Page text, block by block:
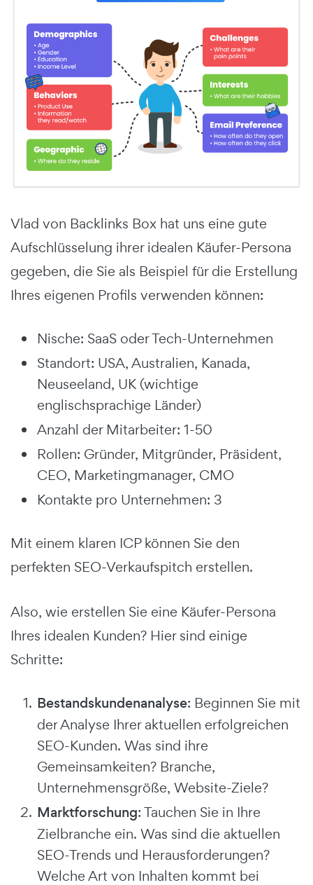
Vlad von Backlinks Box hat uns eine gute
Aufschlüsselung ihrer idealen Käufer-Persona
gegeben, die Sie als Beispiel für die Erstellung
Ihres eigenen Profils verwenden können:
Nische: SaaS oder Tech-Unternehmen
Standort: USA, Australien, Kanada,
Neuseeland, UK (wichtige
englischsprachige Länder)
Anzahl der Mitarbeiter: 1-50
Rollen: Gründer, Mitgründer, Präsident,
CEO, Marketingmanager, CMO
Kontakte pro Unternehmen: 3
Mit einem klaren ICP können Sie den
perfekten SEO-Verkaufspitch erstellen.
Also, wie erstellen Sie eine Käufer-Persona
Ihres idealen Kunden? Hier sind einige
Schritte:
Bestandskundenanalyse: Beginnen Sie mit
der Analyse Ihrer aktuellen erfolgreichen
SEO-Kunden. Was sind ihre
Gemeinsamkeiten? Branche,
Unternehmensgröße, Website-Ziele?
Marktforschung: Tauchen Sie in Ihre
Zielbranche ein. Was sind die aktuellen
SEO-Trends und Herausforderungen?
Welche Art von Inhalten kommt bei